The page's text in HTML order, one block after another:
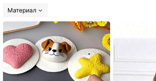
Материал